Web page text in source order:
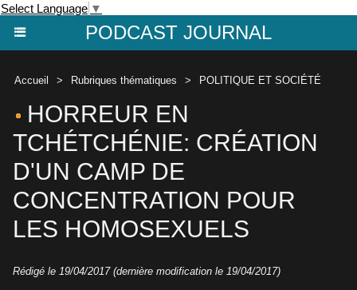
Select Language ▼
PODCAST JOURNAL
Accueil > Rubriques thématiques > POLITIQUE ET SOCIÉTÉ
HORREUR EN
TCHÉTCHÉNIE: CRÉATION
D'UN CAMP DE
CONCENTRATION POUR
LES HOMOSEXUELS
Rédigé le 19/04/2017 (dernière modification le 19/04/2017)